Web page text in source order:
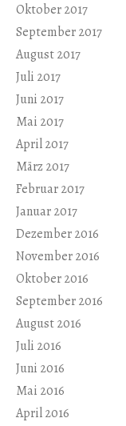
Oktober 2017
September 2017
August 2017
Juli 2017
Juni 2017
Mai 2017
April 2017
März 2017
Februar 2017
Januar 2017
Dezember 2016
November 2016
Oktober 2016
September 2016
August 2016
Juli 2016
Juni 2016
Mai 2016
April 2016